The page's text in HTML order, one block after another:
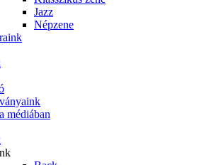
Jazz
Népzene
médiában